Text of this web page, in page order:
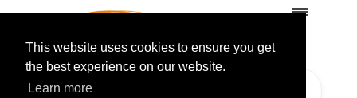
This website uses cookies to ensure you get
the best experience on our website.
Learn more